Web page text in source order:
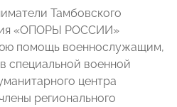
Тамбовского
«ОПОРЫ РОССИИ»
помощь военнослужащим,
специальной военной
центра
регионального